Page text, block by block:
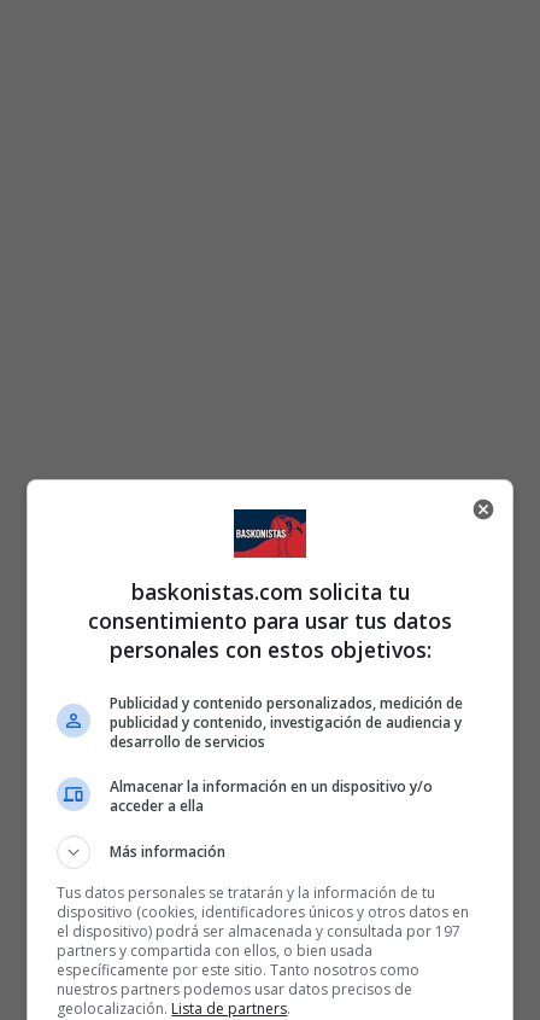
baskonistas.com solicita tu
consentimiento para usar tus datos
personales con estos objetivos:
Publicidad y contenido personalizados, medición de
publicidad y contenido, investigación de audiencia y
desarrollo de servicios
Almacenar la información en un dispositivo y/o
acceder a ella
Más información
Tus datos personales se tratarán y la información de tu
dispositivo (cookies, identificadores únicos y otros datos en
el dispositivo) podrá ser almacenada y consultada por 197
partners y compartida con ellos, o bien usada
específicamente por este sitio. Tanto nosotros como
nuestros partners podemos usar datos precisos de
geolocalización. Lista de partners.